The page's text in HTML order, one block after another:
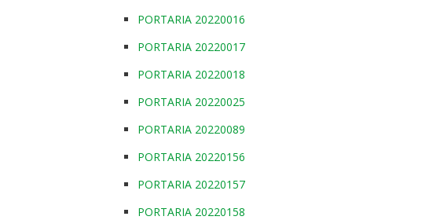
PORTARIA 20220016
PORTARIA 20220017
PORTARIA 20220018
PORTARIA 20220025
PORTARIA 20220089
PORTARIA 20220156
PORTARIA 20220157
PORTARIA 20220158